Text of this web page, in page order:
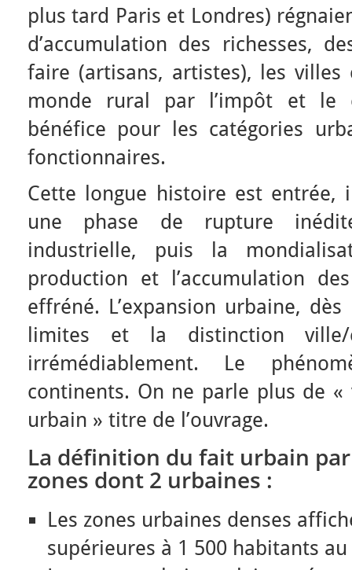
plus tard Paris et Londres)
d’accumulation des richesses,
faire (artisans, artistes), les
monde rural par l’impôt et le
bénéfice pour les catégories
fonctionnaires.
Cette longue histoire est entrée,
une phase de rupture
industrielle, puis la
production et l’accumulation
effréné. L’expansion urbaine,
limites et la distinction ville/
irrémédiablement. Le
continents. On ne parle plus de
urbain » titre de l’ouvrage.
La définition du fait urbain
zones dont 2 urbaines :
Les zones urbaines denses
supérieures à 1 500 habitants